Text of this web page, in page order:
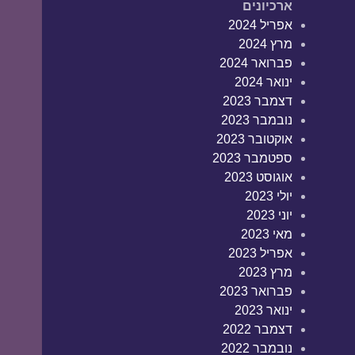
ארכיונים
אפריל 2024
מרץ 2024
פברואר 2024
ינואר 2024
דצמבר 2023
נובמבר 2023
אוקטובר 2023
ספטמבר 2023
אוגוסט 2023
יולי 2023
יוני 2023
מאי 2023
אפריל 2023
מרץ 2023
פברואר 2023
ינואר 2023
דצמבר 2022
נובמבר 2022